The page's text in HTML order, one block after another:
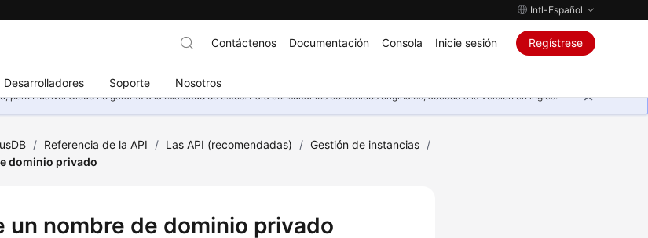
Intl-Español
Desarrolladores Soporte Nosotros
Contáctenos Documentación Consola Inicie sesión Regístrese
pero Huawei Cloud no garantiza la exactitud de estos. Para consultar los contenidos originales, acceda a la versión en inglés.
/ Referencia de la API / Las API (recomendadas) / Gestión de instancias /
dominio privado
un nombre de dominio privado